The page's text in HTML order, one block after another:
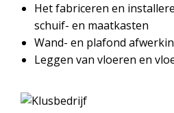
Het fabriceren en
schuif- en maatkasten
Wand- en plafond
Leggen van vloeren en